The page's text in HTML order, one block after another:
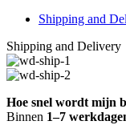
Shipping and
Shipping and Delivery
Hoe snel wordt mijn
Binnen 1–7